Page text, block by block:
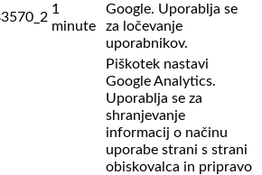
1
minute
Google. Uporablja se
za ločevanje
uporabnikov.
Piškotek nastavi
Google Analytics.
Uporablja se za
shranjevanje
informacij o načinu
uporabe strani s strani
obiskovalca in pripravo